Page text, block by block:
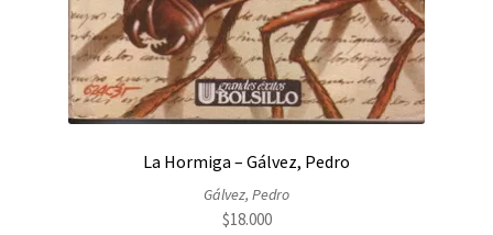
La Hormiga – Gálvez, Pedro
Gálvez, Pedro
$18.000